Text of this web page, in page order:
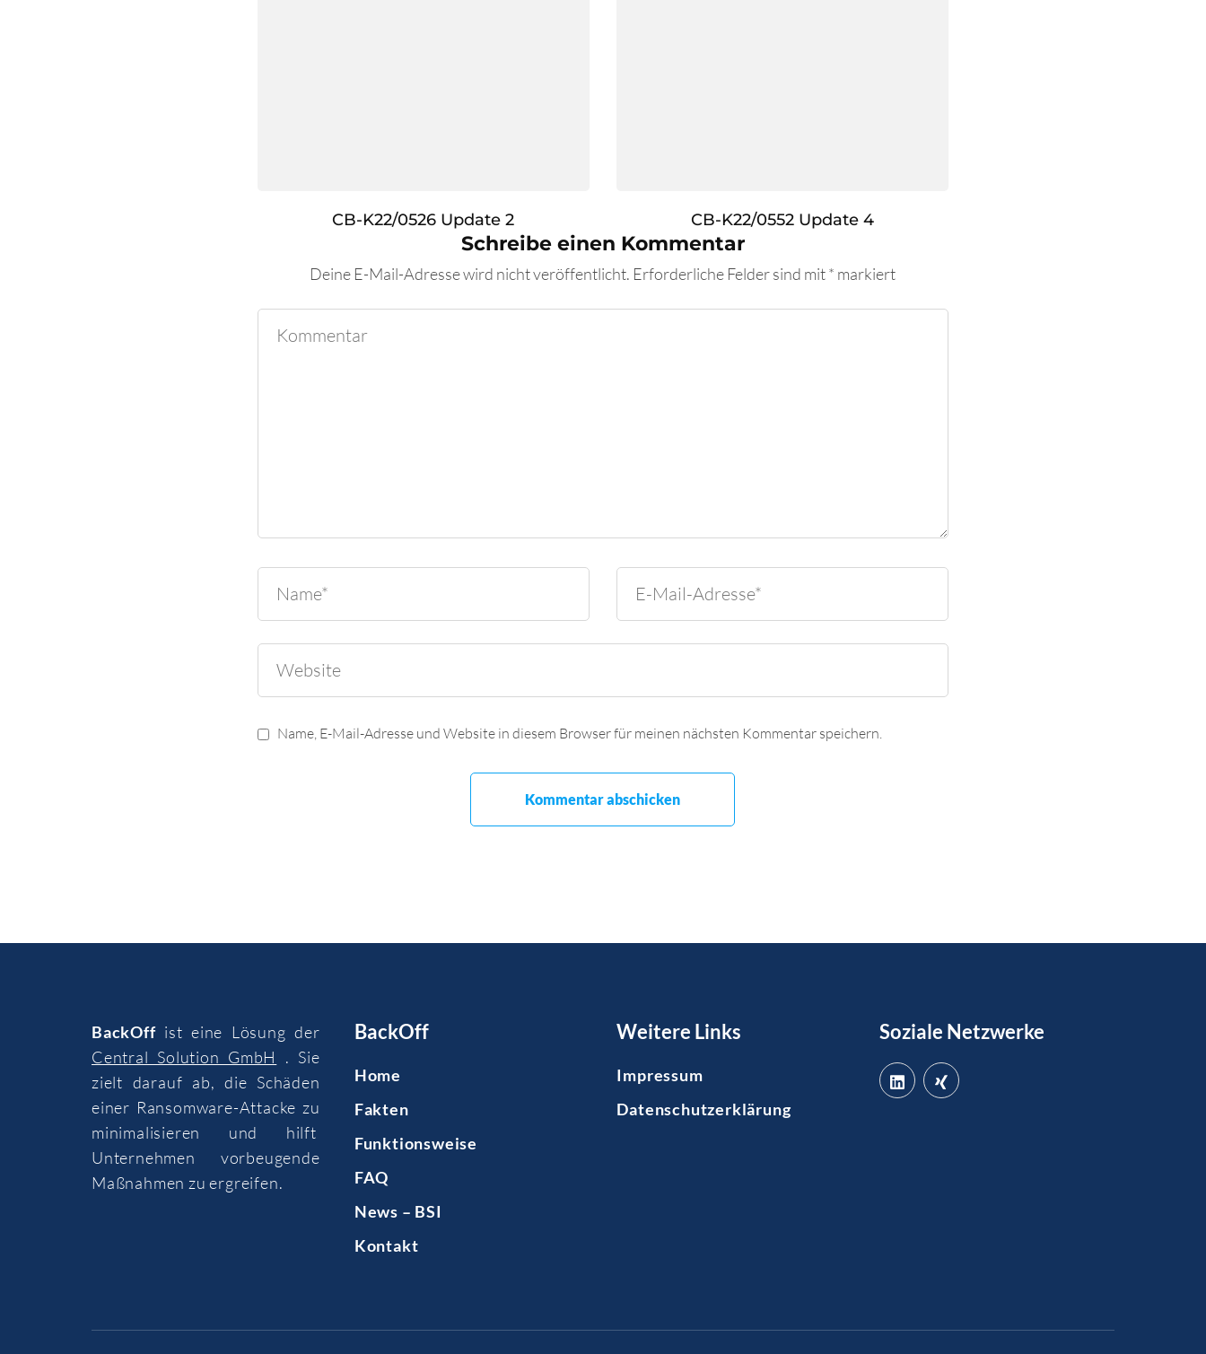
CB-K22/0526 Update 2 CB-K22/0552 Update 4
Schreibe einen Kommentar
Deine E-Mail-Adresse wird nicht veröffentlicht. Erforderliche Felder sind mit* markiert
Name, E-Mail-Adresse und Website in diesem Browser für meinen nächsten Kommentar speichern.
BackOffist eine Lösung der
Central Solution GmbH
. Sie
zielt darauf ab, die Schäden
einer Ransomware-Attacke zu
minimalisieren und hilft
Unternehmen vorbeugende
Maßnahmen zu ergreifen.
BackOff
Home
Fakten
Funktionsweise
FAQ
News – BSI
Kontakt
Weitere Links
Impressum
Datenschutzerklärung
Soziale Netzwerke